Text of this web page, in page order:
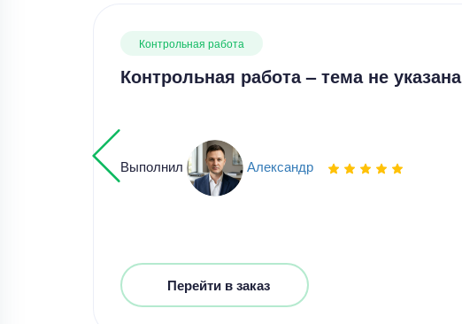
Контрольная работа
Контрольная работа – тема не указана
Выполнил Александр
Перейти в заказ